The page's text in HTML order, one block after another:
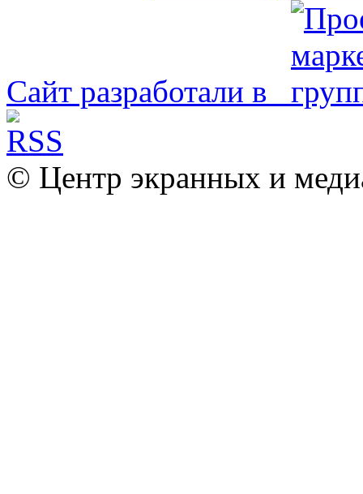
Сайт разработали в
© Центр экранных и